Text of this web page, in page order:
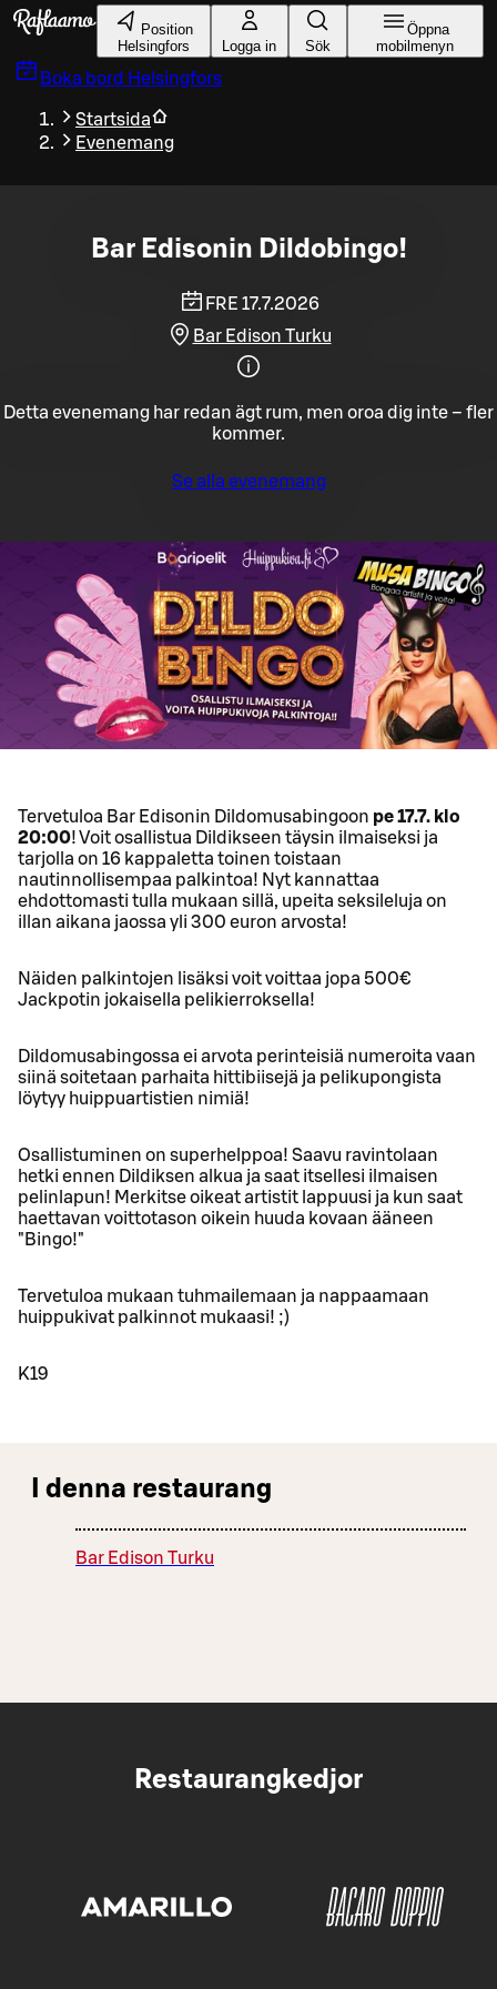
Gå till huvudinnehållet
Position
Helsingfors
Logga in Sök
Öppna
mobilmenyn
Boka bord Helsingfors
Startsida
Evenemang
Bar Edisonin Dildobingo!
FRE 17.7.2026
Bar Edison Turku
Detta evenemang har redan ägt rum, men oroa dig inte – fler
kommer.
Se alla evenemang
Tervetuloa Bar Edisonin Dildomusabingoon pe 17.7. klo
20:00! Voit osallistua Dildikseen täysin ilmaiseksi ja
tarjolla on 16 kappaletta toinen toistaan
nautinnollisempaa palkintoa! Nyt kannattaa
ehdottomasti tulla mukaan sillä, upeita seksileluja on
illan aikana jaossa yli 300 euron arvosta!
Näiden palkintojen lisäksi voit voittaa jopa 500€
Jackpotin jokaisella pelikierroksella!
Dildomusabingossa ei arvota perinteisiä numeroita vaan
siinä soitetaan parhaita hittibiisejä ja pelikupongista
löytyy huippuartistien nimiä!
Osallistuminen on superhelppoa! Saavu ravintolaan
hetki ennen Dildiksen alkua ja saat itsellesi ilmaisen
pelinlapun! Merkitse oikeat artistit lappuusi ja kun saat
haettavan voittotason oikein huuda kovaan ääneen
"Bingo!"
Tervetuloa mukaan tuhmailemaan ja nappaamaan
huippukivat palkinnot mukaasi! ;)
K19
I denna restaurang
Bar Edison Turku
Restaurangkedjor